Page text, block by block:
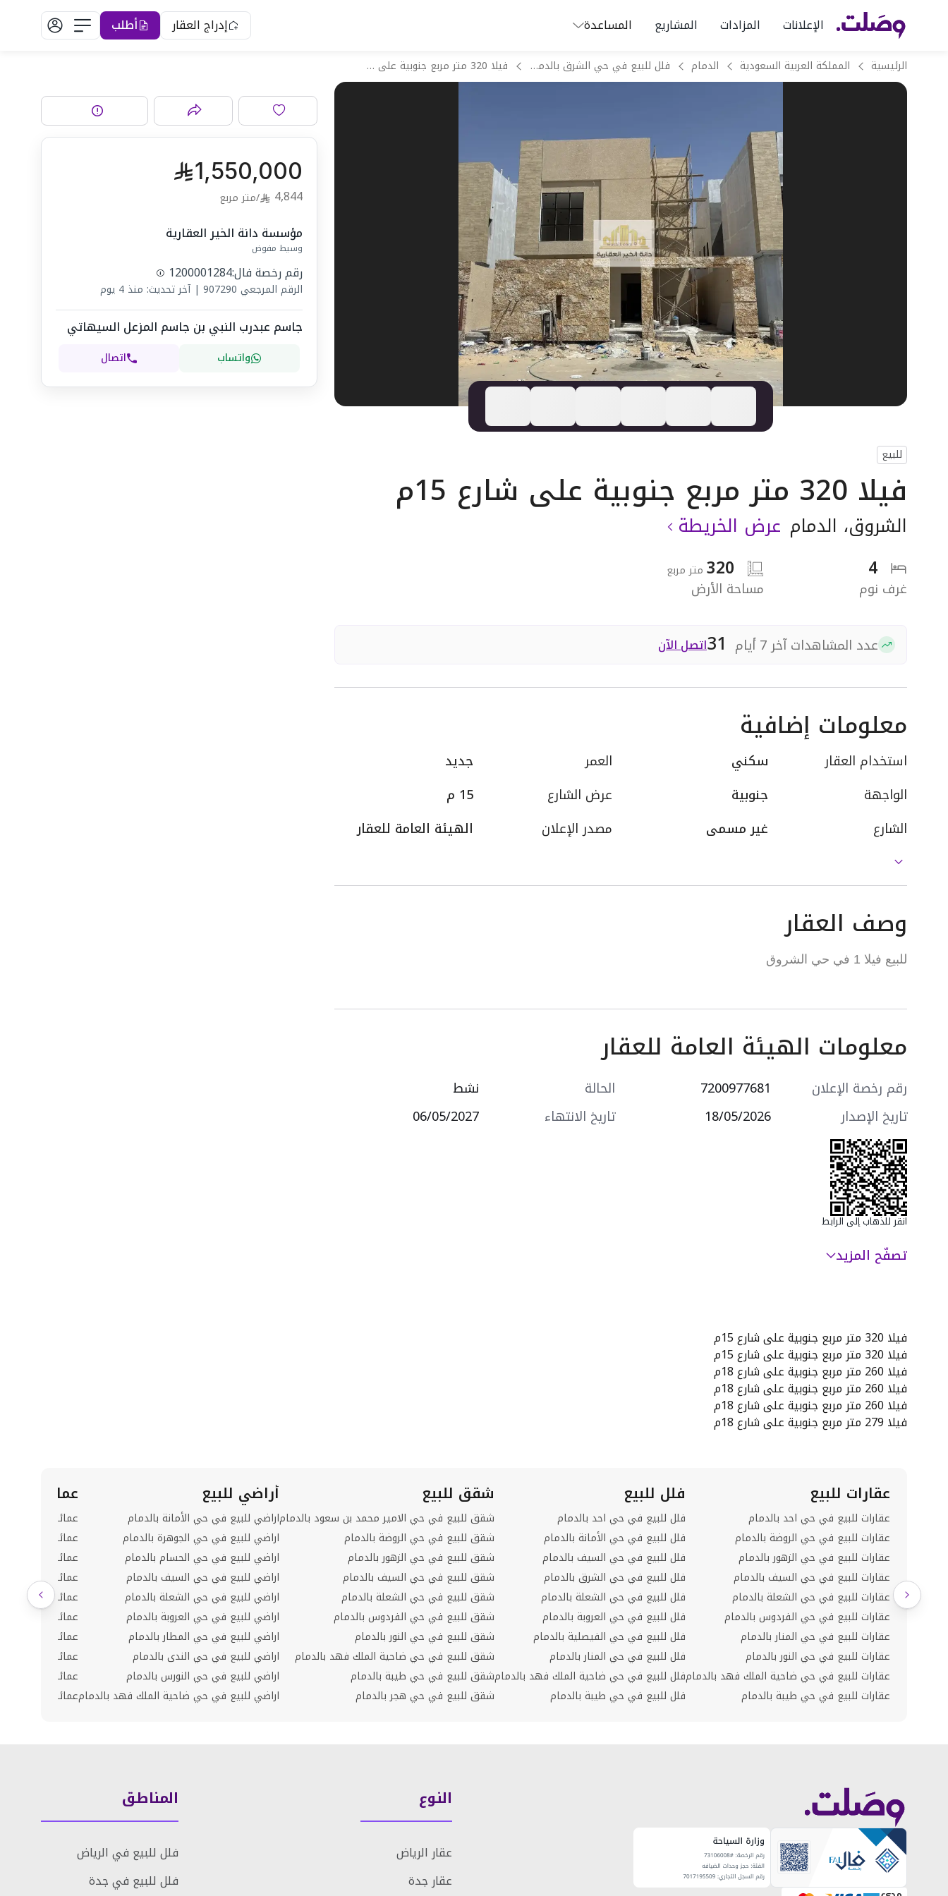
الإعلانات المزادات المشاريع المساعدة إدراج العقار أطلب
الرئيسية المملكة العربية السعودية الدمام فلل للبيع في حي الشرق بالدمام فيلا 320 متر مربع جنوبية على شارع 15م
للبيع
فيلا 320 متر مربع جنوبية على شارع 15م
الشروق، الدمام عرض الخريطة
4
غرف نوم
320 متر مربع
مساحة الأرض
عدد المشاهدات آخر 7 أيام 31اتصل الآن
معلومات إضافية
استخدام العقار سكني العمر
جديد
الواجهة
جنوبية عرض الشارع
15 م
الشارع
غير مسمى مصدر الإعلان الهيئة العامة للعقار
وصف العقار
للبيع فيلا 1 في حي الشروق
(الصور/الفيديو المرفقة من تغطية احدى فلل المشروع وهي نفس التصميم)
مكونات الدور الأرضي:
مجلس – دورة مياه ومغاسل – صالة طعام – صالة عائلية
الدور الثاني:
صالة – غرفة نوم – دورة مياه – غرفة غسيل – بوفيه – سطحان
السعر غير شامل العمولة
معلومات الهيئة العامة للعقار
رقم رخصة الإعلان 7200977681 الحالة
نشط
تاريخ الإصدار
18/05/2026 تاريخ الانتهاء 06/05/2027
انقر للذهاب إلى الرابط
تصفّح المزيد
1,550,000
4,844
/متر مربع
مؤسسة دانة الخير العقارية
وسيط مفوض
رقم رخصة فال:1200001284
الرقم المرجعي 907290
|آخر تحديث: منذ 4 يوم
جاسم عبدرب النبي بن جاسم المزعل السيهاتي
واتساب اتصال
فيلا 320 متر مربع جنوبية على شارع 15م
فيلا 320 متر مربع جنوبية على شارع 15م
فيلا 260 متر مربع جنوبية على شارع 18م
فيلا 260 متر مربع جنوبية على شارع 18م
فيلا 260 متر مربع جنوبية على شارع 18م
فيلا 279 متر مربع جنوبية على شارع 18م
عقارات للبيع
عقارات للبيع في حي احد بالدمام
عقارات للبيع في حي الروضة بالدمام
عقارات للبيع في حي الزهور بالدمام
عقارات للبيع في حي السيف بالدمام
عقارات للبيع في حي الشعلة بالدمام
عقارات للبيع في حي الفردوس بالدمام
عقارات للبيع في حي المنار بالدمام
عقارات للبيع في حي النور بالدمام
عقارات للبيع في حي ضاحية الملك فهد بالدمام
عقارات للبيع في حي طيبة بالدمام
فلل للبيع
فلل للبيع في حي احد بالدمام
فلل للبيع في حي الأمانة بالدمام
فلل للبيع في حي السيف بالدمام
فلل للبيع في حي الشرق بالدمام
فلل للبيع في حي الشعلة بالدمام
فلل للبيع في حي العروبة بالدمام
فلل للبيع في حي الفيصلية بالدمام
فلل للبيع في حي المنار بالدمام
فلل للبيع في حي ضاحية الملك فهد بالدمام
فلل للبيع في حي طيبة بالدمام
شقق للبيع
شقق للبيع في حي الامير محمد بن سعود بالدمام
شقق للبيع في حي الروضة بالدمام
شقق للبيع في حي الزهور بالدمام
شقق للبيع في حي السيف بالدمام
شقق للبيع في حي الشعلة بالدمام
شقق للبيع في حي الفردوس بالدمام
شقق للبيع في حي النور بالدمام
شقق للبيع في حي ضاحية الملك فهد بالدمام
شقق للبيع في حي طيبة بالدمام
شقق للبيع في حي هجر بالدمام
أراضي للبيع
اراضي للبيع في حي الأمانة بالدمام
اراضي للبيع في حي الجوهرة بالدمام
اراضي للبيع في حي الحسام بالدمام
اراضي للبيع في حي السيف بالدمام
اراضي للبيع في حي الشعلة بالدمام
اراضي للبيع في حي العروبة بالدمام
اراضي للبيع في حي المطار بالدمام
اراضي للبيع في حي الندى بالدمام
اراضي للبيع في حي النورس بالدمام
اراضي للبيع في حي ضاحية الملك فهد بالدمام
عمارات
عمائر للبيع في
عمائر للبيع في
عمائر للبيع في
عمائر للبيع في
عمائر للبيع في
عمائر للبيع في
عمائر للبيع في
عمائر للبيع في
عمائر للبيع في
عمائر للبيع في
النوع
عقار الرياض
عقار جدة
المناطق
فلل للبيع في الرياض
فلل للبيع في جدة